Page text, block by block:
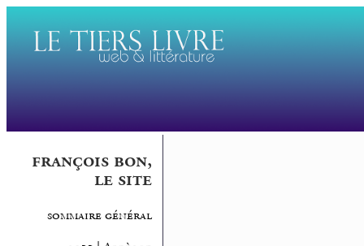
françois bon,
le site
sommaire général